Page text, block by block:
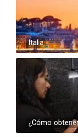
Italia
¿Cómo